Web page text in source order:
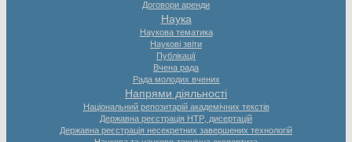
Договори аренди
Наука
Наукова тематика
Наукові звіти
Публікації
Вчена рада
Рада молодих вчених
Напрями діяльності
Національний репозитарій академічних текстів
Державна реєстрація НТР, дисертацій
Державна реєстрація несекретних завершених технологій